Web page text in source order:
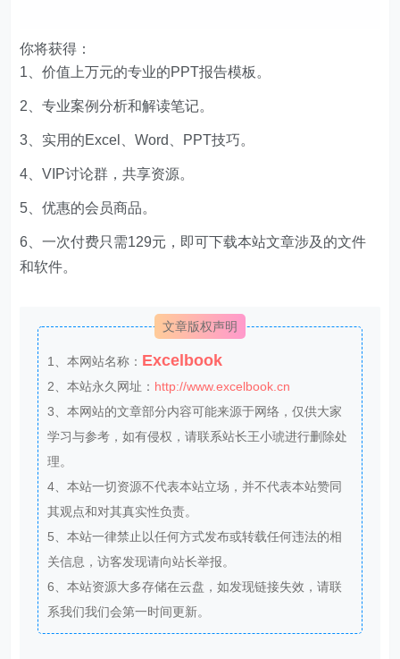
你将获得：
2、专业案例分析和解读笔记。
3、实用的Excel、Word、PPT技巧。
4、VIP讨论群，共享资源。
5、优惠的会员商品。
6、一次付费只需129元，即可下载本站文章涉及的文件
和软件。
文章版权声明
1、本网站名称： Excelbook
2、本站永久网址：http://www.excelbook.cn
3、本网站的文章部分内容可能来源于网络，仅供大家